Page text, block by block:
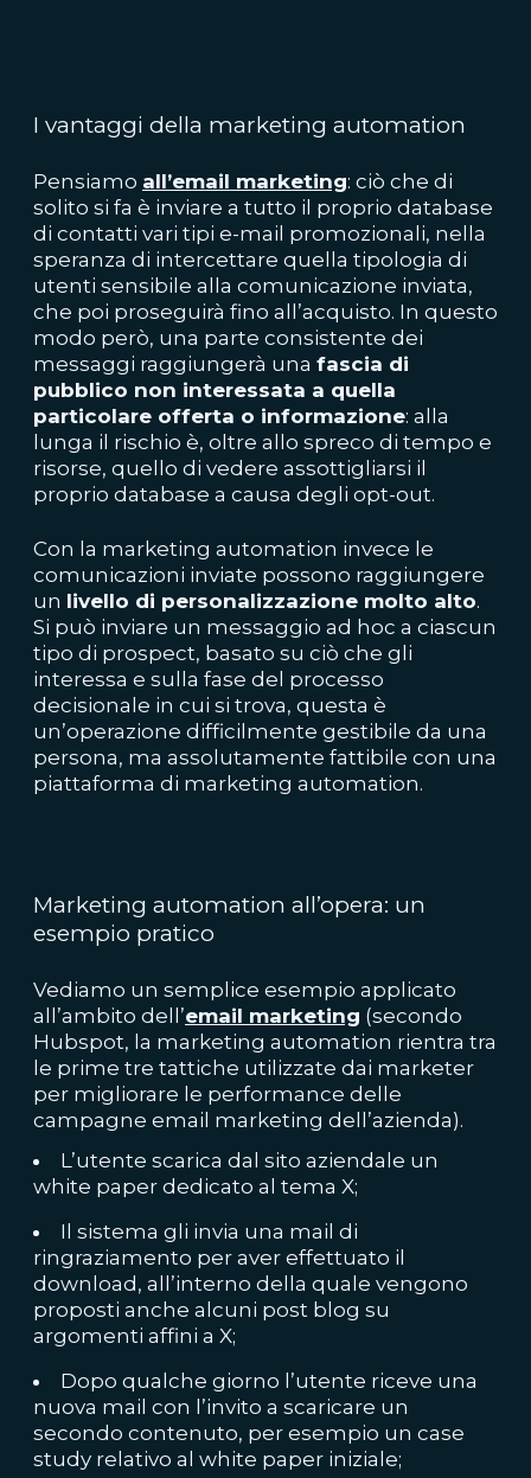
I vantaggi della marketing automation
Pensiamo all’email marketing: ciò che di
solito si fa è inviare a tutto il proprio database
di contatti vari tipi e-mail promozionali, nella
speranza di intercettare quella tipologia di
utenti sensibile alla comunicazione inviata,
che poi proseguirà fino all’acquisto. In questo
modo però, una parte consistente dei
messaggi raggiungerà una fascia di
pubblico non interessata a quella
particolare offerta o informazione: alla
lunga il rischio è, oltre allo spreco di tempo e
risorse, quello di vedere assottigliarsi il
proprio database a causa degli opt-out.
Con la marketing automation invece le
comunicazioni inviate possono raggiungere
un livello di personalizzazione molto alto.
Si può inviare un messaggio ad hoc a ciascun
tipo di prospect, basato su ciò che gli
interessa e sulla fase del processo
decisionale in cui si trova, questa è
un’operazione difficilmente gestibile da una
persona, ma assolutamente fattibile con una
piattaforma di marketing automation.
Marketing automation all’opera: un
esempio pratico
Vediamo un semplice esempio applicato
all’ambito dell’email marketing (secondo
Hubspot, la marketing automation rientra tra
le prime tre tattiche utilizzate dai marketer
per migliorare le performance delle
campagne email marketing dell’azienda).
L’utente scarica dal sito aziendale un
white paper dedicato al tema X;
Il sistema gli invia una mail di
ringraziamento per aver effettuato il
download, all’interno della quale vengono
proposti anche alcuni post blog su
argomenti affini a X;
Dopo qualche giorno l’utente riceve una
nuova mail con l’invito a scaricare un
secondo contenuto, per esempio un case
study relativo al white paper iniziale;